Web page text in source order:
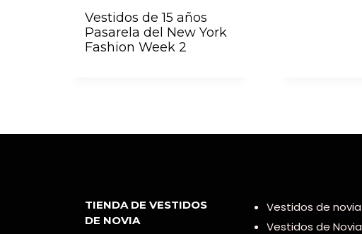
Vestidos de 15 años
Pasarela del New York
Fashion Week 2
TIENDA DE VESTIDOS
DE NOVIA
Vestidos de novia
Vestidos de Novia